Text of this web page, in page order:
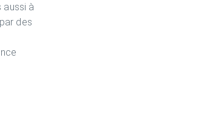
aussi à
des